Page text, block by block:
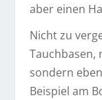
aber einen
Nicht zu
Tauchbasen,
sondern
Beispiel am